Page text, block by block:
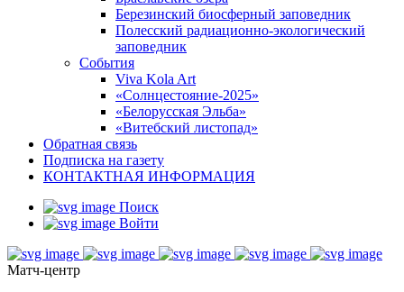
Березинский биосферный заповедник
Полесский радиационно-экологический
заповедник
События
Viva Kola Art
«Солнцестояние-2025»
«Белорусская Эльба»
«Витебский листопад»
Обратная связь
Подписка на газету
КОНТАКТНАЯ ИНФОРМАЦИЯ
Поиск
Войти
Матч-центр